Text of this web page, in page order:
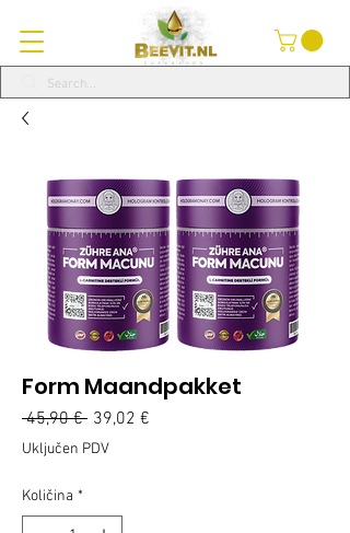
Form Maandpakket
45,90 € Redovna
cijena
39,02 €
Uključen PDV
Količina *